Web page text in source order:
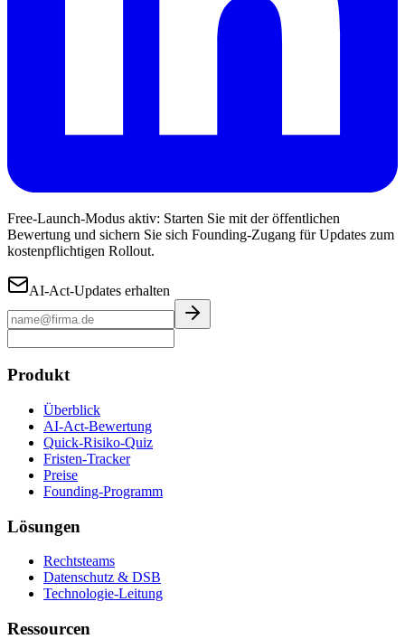
Free-Launch-Modus aktiv: Starten Sie mit der öffentlichen
Bewertung und sichern Sie sich Founding-Zugang für Updates zum
kostenpflichtigen Rollout.
AI-Act-Updates erhalten
Produkt
Überblick
AI-Act-Bewertung
Quick-Risiko-Quiz
Fristen-Tracker
Preise
Founding-Programm
Lösungen
Rechtsteams
Datenschutz & DSB
Technologie-Leitung
Ressourcen